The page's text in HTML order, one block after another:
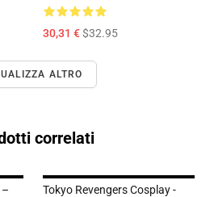
30,31 €$32.95
ALTRO
correlati
–
Tokyo Revengers Cosplay -